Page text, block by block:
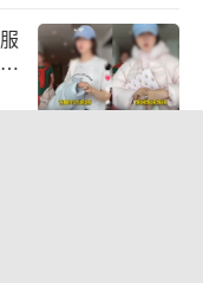
酒”。
号转发了天权
东方甄选表示，